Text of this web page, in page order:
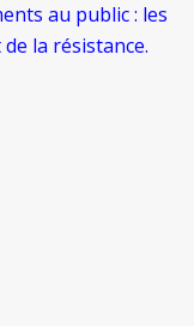
au public : les
la résistance.